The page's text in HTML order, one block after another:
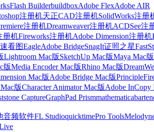
Flash BuilderbuildboxAdobe FlexAdobe AIR
注册机天正CAD注册机SolidWorks注册
注册机Dreamweaver注册机ACDSee注
册机Fireworks注册机Adobe Dimension注册机
看图EagleAdobe BridgeSnagIt证照之星
Lightroom Mac版SketchUp Mac版Maya Mac版
版Media Encoder Mac版Rhino Mac版
Mac版Adobe Bridge Mac版Principle
版Character Animator Mac版Adobe InCopy
CaptureGraphPad Prismmathematica
音频软件FL StudioquicktimePro Tools